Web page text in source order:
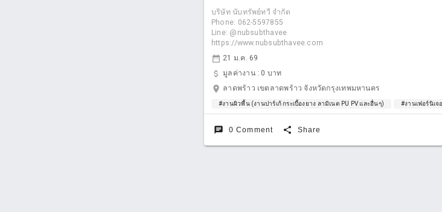
บริษัท นับทรัพย์ทวี จำกัด
Phone: 062-5597855
Line: @nubsubthavee
https://www.nubsubthavee.com
date_range 21 ม.ค. 69
attach_money มูลค่างาน : 0 บาท
location_on ลาดพร้าว เขตลาดพร้าว จังหวัดกรุงเทพมหานคร
#งานผิวพื้น (งานปาร์เก้ กระเบื้องยาง ลามิเนต PU PV และอื่นๆ) #งานเฟอร์นิเ
chat 0 Comment share Share